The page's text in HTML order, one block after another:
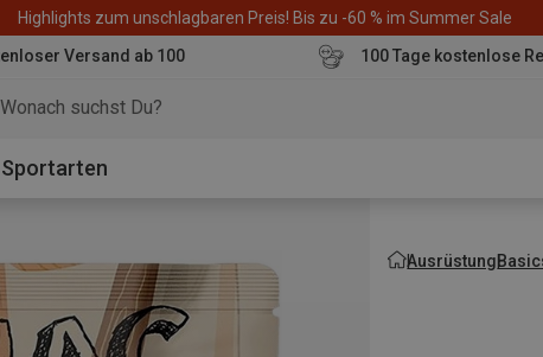
Highlights zum unschlagbaren Preis! Bis zu -60 % im Summer Sale
Versand ab 100
100 Tage kostenlose
Sportarten
Ausrüstung